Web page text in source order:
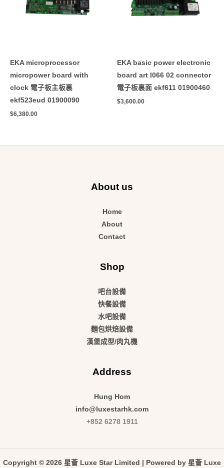
EKA microprocessor
micropower board with
clock 電子板主板裏
ekf523eud 01900090
$6,380.00
EKA basic power electronic
board art l066 02 connector
電子板裏面 ekf611 01900460
$3,600.00
About us
Home
About
Contact
Shop
吧台設備
快餐設備
水吧設備
麵包烘焙設備
漢堡成型/肉丸機
Address
Hung Hom
info@luxestarhk.com
+852 6278 1911
Copyright © 2026 星薈 Luxe Star Limited | Powered by 星薈 Luxe